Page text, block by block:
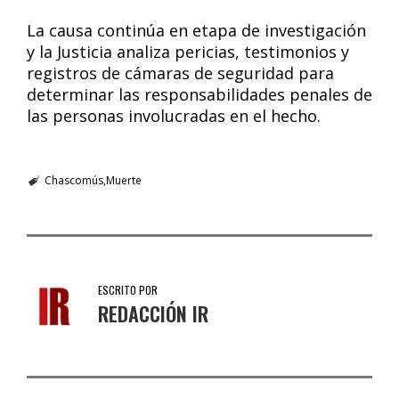
La causa continúa en etapa de investigación
y la Justicia analiza pericias, testimonios y
registros de cámaras de seguridad para
determinar las responsabilidades penales de
las personas involucradas en el hecho.
ChascomúsMuerte
ESCRITO POR
REDACCIÓN IR